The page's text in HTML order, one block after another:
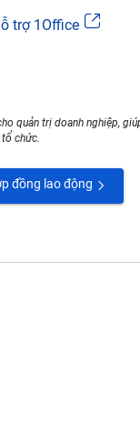
trợ 1Office
quản trị doanh nghiệp,
chức.
đồng lao động